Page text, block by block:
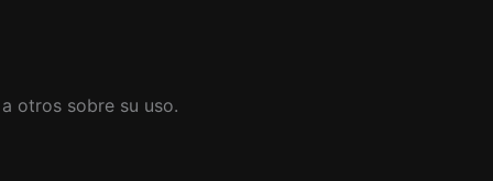
otros sobre su uso.